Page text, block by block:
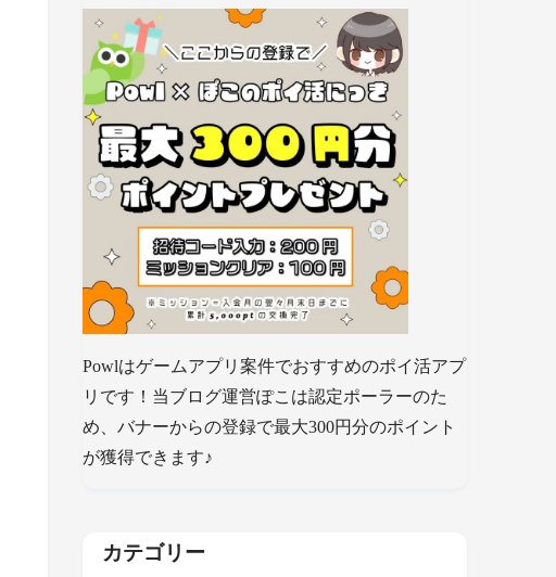
Powlはゲームアプリ案件でおすすめのポイ活アプ
リです！当ブログ運営ぽこは認定ポーラーのた
め、バナーからの登録で最大300円分のポイント
が獲得できます♪
カテゴリー